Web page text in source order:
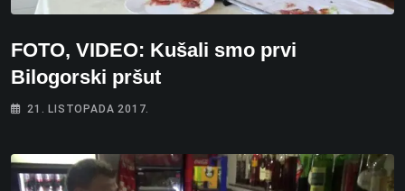
FOTO, VIDEO: Kušali smo prvi
Bilogorski pršut
21. LISTOPADA 2017.